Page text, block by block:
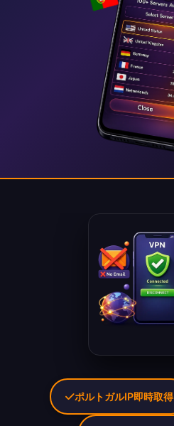
ポルトガルIP即時取得